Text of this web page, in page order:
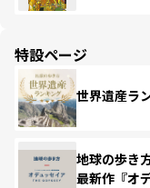
特設ページ
世界遺産ラ
地球の歩き
最新作『オ